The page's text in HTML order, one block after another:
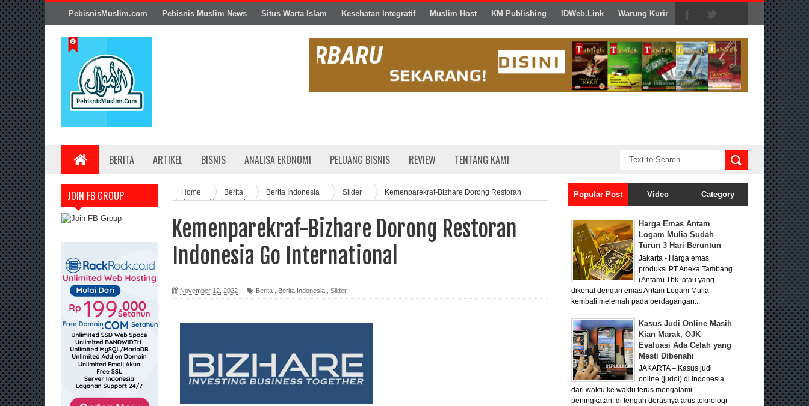
PebisnisMuslim.com Pebisnis Muslim News Situs Warta Islam Kesehatan Integratif Muslim Host KM Publishing IDWeb.Link Warung Kurir
BERITA ARTIKEL BISNIS ANALISA EKONOMI PELUANG BISNIS REVIEW TENTANG KAMI
JOIN FB GROUP Home Berita Berita Indonesia Slider
Kemenparekraf-Bizhare Dorong Restoran
Indonesia Go International
Kemenparekraf-Bizhare Dorong Restoran
Indonesia Go International
November 12, 2022 Berita Berita Indonesia Slider
Popular Post Video Category
Harga Emas Antam
Logam Mulia Sudah
Turun 3 Hari Beruntun
Jakarta - Harga emas
produksi PT Aneka Tambang
(Antam) Tbk. atau yang
dikenal dengan emas Antam Logam Mulia
kembali melemah pada perdagangan...
Kasus Judi Online Masih
Kian Marak, OJK
Evaluasi Ada Celah yang
Mesti Dibenahi
JAKARTA – Kasus judi
online (judol) di Indonesia
dari waktu ke waktu terus mengalami
peningkatan, di tengah derasnya arus teknologi